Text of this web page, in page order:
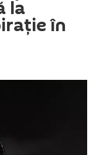
la
în